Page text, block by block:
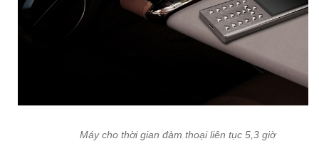
Máy cho thời gian đàm thoại liên tục 5,3 giờ